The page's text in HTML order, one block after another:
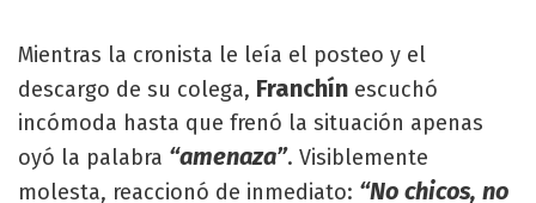
Mientras la cronista le leía el posteo y el
descargo de su colega, Franchín escuchó
incómoda hasta que frenó la situación apenas
oyó la palabra “amenaza”. Visiblemente
molesta, reaccionó de inmediato: “No chicos, no